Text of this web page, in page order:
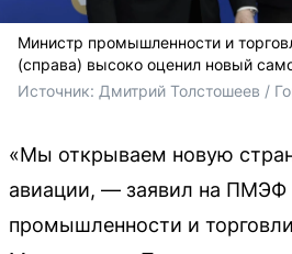
Министр промышленности и
(справа) высоко оценил новый
Источник: Дмитрий Толстошеев /
«Мы открываем новую
авиации, — заявил на ПМЭФ
промышленности и